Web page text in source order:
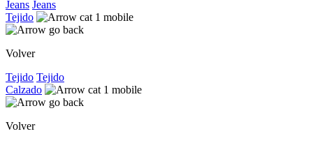
Jeans Jeans
Tejido
Volver
Tejido Tejido
Calzado
Volver